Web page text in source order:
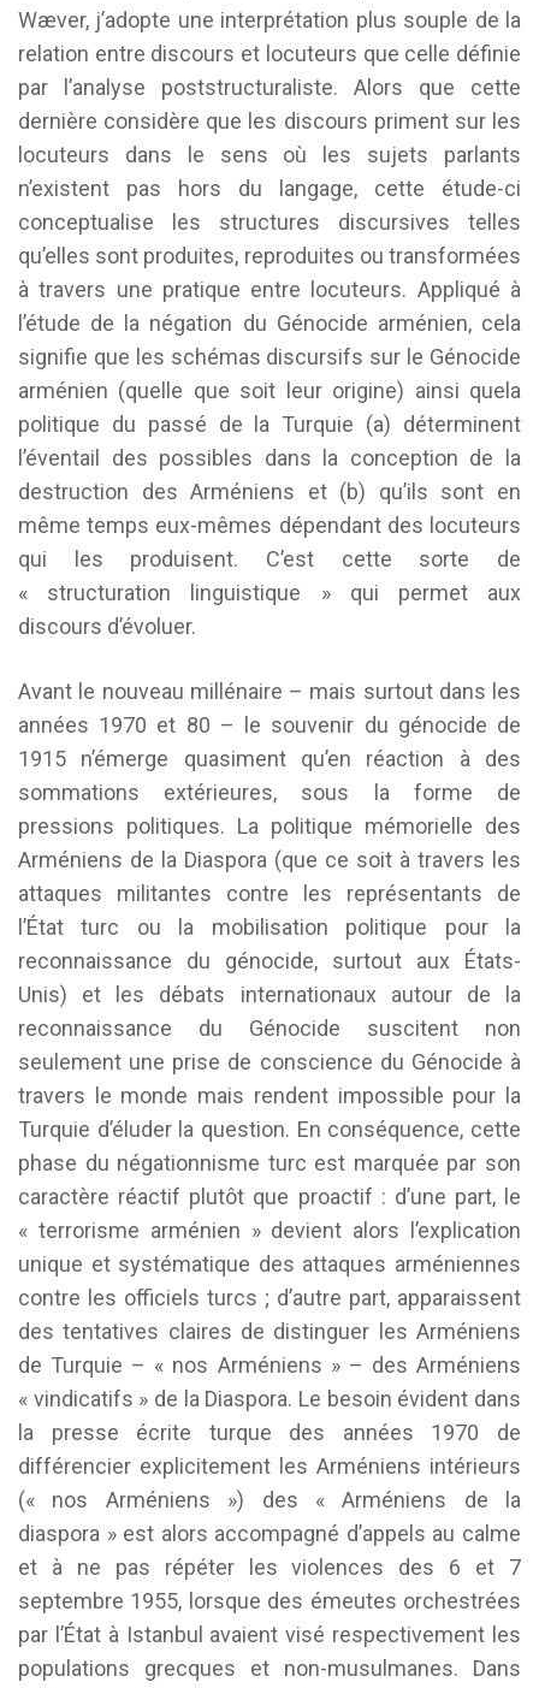
Wæver, j’adopte une interprétation plus souple de la
relation entre discours et locuteurs que celle définie
par l’analyse poststructuraliste. Alors que cette
dernière considère que les discours priment sur les
locuteurs dans le sens où les sujets parlants
n’existent pas hors du langage, cette étude-ci
conceptualise les structures discursives telles
qu’elles sont produites, reproduites ou transformées
à travers une pratique entre locuteurs. Appliqué à
l’étude de la négation du Génocide arménien, cela
signifie que les schémas discursifs sur le Génocide
arménien (quelle que soit leur origine) ainsi quela
politique du passé de la Turquie (a) déterminent
l’éventail des possibles dans la conception de la
destruction des Arméniens et (b) qu’ils sont en
même temps eux-mêmes dépendant des locuteurs
qui les produisent. C’est cette sorte de
« structuration linguistique » qui permet aux
discours d’évoluer.
Avant le nouveau millénaire – mais surtout dans les
années 1970 et 80 – le souvenir du génocide de
1915 n’émerge quasiment qu’en réaction à des
sommations extérieures, sous la forme de
pressions politiques. La politique mémorielle des
Arméniens de la Diaspora (que ce soit à travers les
attaques militantes contre les représentants de
l’État turc ou la mobilisation politique pour la
reconnaissance du génocide, surtout aux États-
Unis) et les débats internationaux autour de la
reconnaissance du Génocide suscitent non
seulement une prise de conscience du Génocide à
travers le monde mais rendent impossible pour la
Turquie d’éluder la question. En conséquence, cette
phase du négationnisme turc est marquée par son
caractère réactif plutôt que proactif : d’une part, le
« terrorisme arménien » devient alors l’explication
unique et systématique des attaques arméniennes
contre les officiels turcs ; d’autre part, apparaissent
des tentatives claires de distinguer les Arméniens
de Turquie – « nos Arméniens » – des Arméniens
« vindicatifs » de la Diaspora. Le besoin évident dans
la presse écrite turque des années 1970 de
différencier explicitement les Arméniens intérieurs
(« nos Arméniens ») des « Arméniens de la
diaspora » est alors accompagné d’appels au calme
et à ne pas répéter les violences des 6 et 7
septembre 1955, lorsque des émeutes orchestrées
par l’État à Istanbul avaient visé respectivement les
populations grecques et non-musulmanes. Dans